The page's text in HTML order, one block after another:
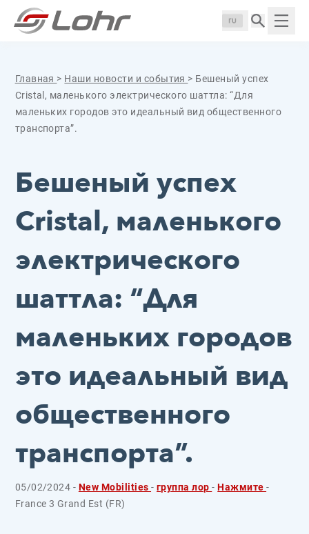
Перейти к содержанию
Langue :
Главная > Наши новости и события > Бешеный успех
Cristal, маленького электрического шаттла: “Для
маленьких городов это идеальный вид общественного
транспорта”.
Бешеный успех
Cristal, маленького
электрического
шаттла: “Для
маленьких городов
это идеальный вид
общественного
транспорта”.
05/02/2024 - New Mobilities-группа лор-Нажмите-
France 3 Grand Est (FR)
Панель управления cookies